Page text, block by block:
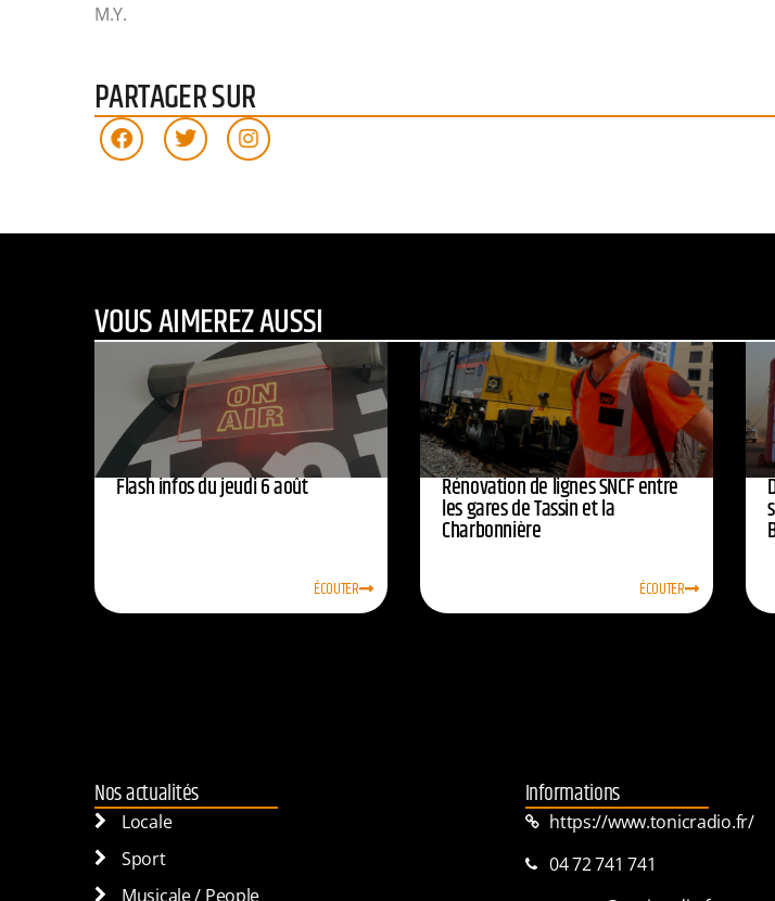
M.Y.
PARTAGER SUR
VOUS AIMEREZ AUSSI
Flash infos du jeudi 6 août
ÉCOUTER
Rénovation de lignes SNCF entre
les gares de Tassin et la
Charbonnière
ÉCOUTER
Nos actualités
Locale
Sport
Musicale / People
Informations
https://www.tonicradio.fr/
04 72 741 741